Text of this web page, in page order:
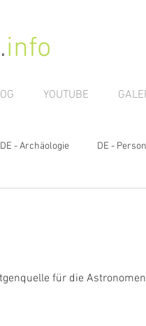
.info
YOUTUBE
DE - Archäologie DE -
für die